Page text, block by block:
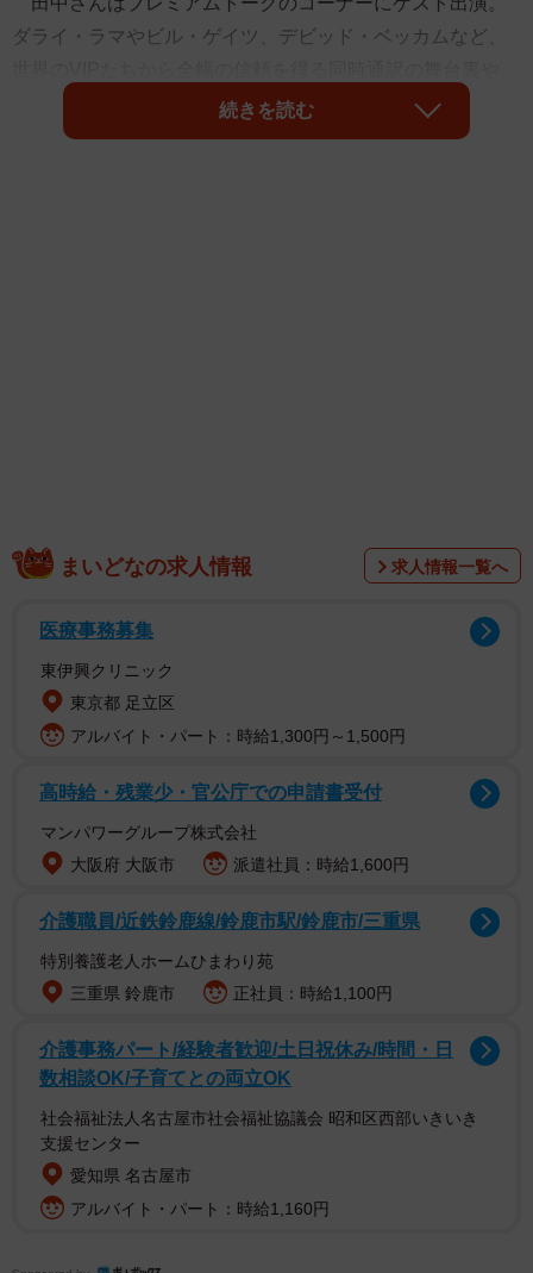
ダライ・ラマやビル・ゲイツ、デビッド・ベッカムなど、
不登校だった高校時代などについて語りました。
障害のある人が描くアート作品を商品化する企業「ヘラ
ルボニー」（本社、岩手県盛岡市）の商品「青い窓」（税
込み39600円）だったようで、同社公式Xも反応。「なんと
ルボニーのワンピースをご着用中 作家・伊賀敢男留さん
の象徴的な『青』が美しいワンピース、とてもお似合いで
す。ご着用いただきありがとうございます」と投稿しまし
た。
田中さん自身も同社の投稿を引用する形で、「気づいて
続きを読む
まいどなの求人情報 求人情報一覧へ
医療事務募集
東伊興クリニック
東京都 足立区
アルバイト・パート：時給1,300円～1,500円
高時給・残業少・官公庁での申請書受付
マンパワーグループ株式会社
大阪府 大阪市
派遣社員：時給1,600円
介護職員/近鉄鈴鹿線/鈴鹿市駅/鈴鹿市/三重県
特別養護老人ホームひまわり苑
三重県 鈴鹿市
正社員：時給1,100円
介護事務パート/経験者歓迎/土日祝休み/時間・日
数相談OK/子育てとの両立OK
社会福祉法人名古屋市社会福祉協議会 昭和区西部いきいき
支援センター
愛知県 名古屋市
アルバイト・パート：時給1,160円